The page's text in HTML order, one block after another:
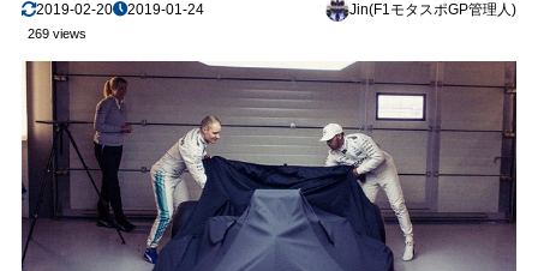
2019-02-20 2019-01-24 Jin(F1モタスポGP管理人)
269 views